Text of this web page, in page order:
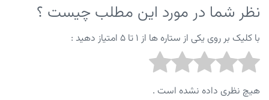
نظر شما در مورد این مطلب چیست ؟
با کلیک بر روی یکی از ستاره ها از ۱ تا ۵ امتیاز دهید :
هیچ نظری داده نشده است .